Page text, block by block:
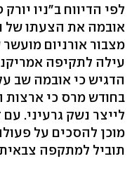
לפי הדיווח ב"ניו
אובמה את הצעתו של
מצבור אורניום
עילה לתקיפה
הדגיש כי אובמה שב
בחודש מרס כי
לייצר נשק גרעיני.
מוכן להסכים על
תוביל למתקפה